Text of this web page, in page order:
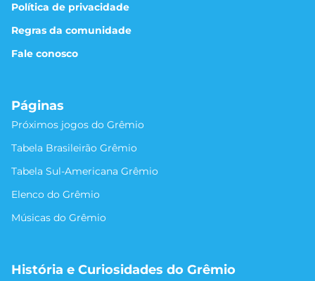
Política de privacidade
Regras da comunidade
Fale conosco
Páginas
Próximos jogos do Grêmio
Tabela Brasileirão Grêmio
Tabela Sul-Americana Grêmio
Elenco do Grêmio
Músicas do Grêmio
História e Curiosidades do Grêmio